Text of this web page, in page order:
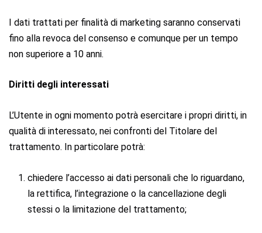
I dati trattati per finalità di marketing saranno conservati
fino alla revoca del consenso e comunque per un tempo
non superiore a 10 anni.
Diritti degli interessati
L’Utente in ogni momento potrà esercitare i propri diritti, in
qualità di interessato, nei confronti del Titolare del
trattamento. In particolare potrà:
chiedere l’accesso ai dati personali che lo riguardano,
la rettifica, l’integrazione o la cancellazione degli
stessi o la limitazione del trattamento;